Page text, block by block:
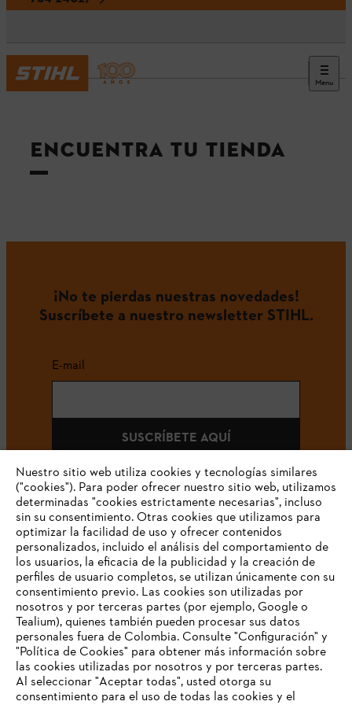
Menu
ENCUENTRA TU TIENDA
¡No te pierdas nuestras novedades!
Suscríbete a nuestro newsletter STIHL.
E-mail
SUSCRÍBETE AQUÍ
#STIHLCOLOMBIA
Nuestra empresa
Nuestro sitio web utiliza cookies y tecnologías similares
("cookies"). Para poder ofrecer nuestro sitio web, utilizamos
determinadas "cookies estrictamente necesarias", incluso
sin su consentimiento. Otras cookies que utilizamos para
optimizar la facilidad de uso y ofrecer contenidos
personalizados, incluido el análisis del comportamiento de
los usuarios, la eficacia de la publicidad y la creación de
perfiles de usuario completos, se utilizan únicamente con su
consentimiento previo. Las cookies son utilizadas por
nosotros y por terceras partes (por ejemplo, Google o
Tealium), quienes también pueden procesar sus datos
personales fuera de Colombia. Consulte "Configuración" y
"Política de Cookies" para obtener más información sobre
las cookies utilizadas por nosotros y por terceras partes.
Al seleccionar "Aceptar todas", usted otorga su
consentimiento para el uso de todas las cookies y el